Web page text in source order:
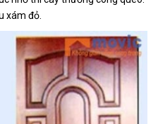
xám đỏ.